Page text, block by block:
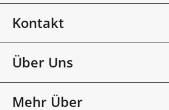
Kontakt
Über Uns
Mehr Über